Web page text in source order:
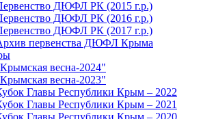
ДЮФЛ РК (2015 г.р.)
ДЮФЛ РК (2016 г.р.)
ДЮФЛ РК (2017 г.р.)
первенства ДЮФЛ Крыма
весна-2024"
весна-2023"
Главы Республики Крым – 2022
Главы Республики Крым – 2021
Главы Республики Крым – 2020